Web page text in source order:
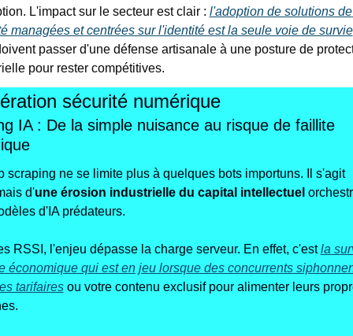
L'impact sur le secteur est clair : l'adoption de solutions de
managées et centrées sur l'identité est la seule voie de survie
passer d'une défense artisanale à une posture de
pour rester compétitives.
sécurité numérique
IA : De la simple nuisance au risque de faillite
scraping ne se limite plus à quelques bots importuns. Il s'agit
d'une érosion industrielle du capital intellectuel
d'IA prédateurs.
RSSI, l'enjeu dépasse la charge serveur. En effet, c'est la
économique qui est en jeu lorsque des concurrents
tarifaires ou votre contenu exclusif pour alimenter leurs